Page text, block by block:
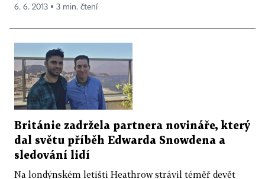
6. 6. 2013 ▪ 3 min. čtení
Británie zadržela partnera novináře, který
dal světu příběh Edwarda Snowdena a
sledování lidí
Na londýnském letišti Heathrow strávil téměř devět